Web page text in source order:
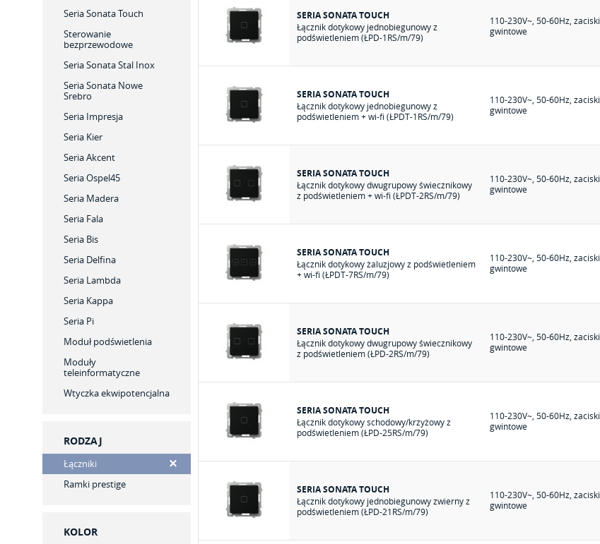
Seria Sonata Touch
Sterowanie
bezprzewodowe
Seria Sonata Stal Inox
Seria Sonata Nowe
Srebro
Seria Impresja
Seria Kier
Seria Akcent
Seria Ospel45
Seria Madera
Seria Fala
Seria Bis
Seria Delfina
Seria Lambda
Seria Kappa
Seria Pi
Moduł podświetlenia
Moduły
teleinformatyczne
Wtyczka ekwipotencjalna
RODZAJ
Łączniki
Ramki prestige
KOLOR
SERIA SONATA TOUCH
Łącznik dotykowy jednobiegunowy z
podświetleniem (ŁPD-1RS/m/79)
110-230V~, 50-60Hz, zaciski
gwintowe
SERIA SONATA TOUCH
Łącznik dotykowy jednobiegunowy z
podświetleniem + wi-fi (ŁPDT-1RS/m/79)
110-230V~, 50-60Hz, zaciski
gwintowe
SERIA SONATA TOUCH
Łącznik dotykowy dwugrupowy świecznikowy
z podświetleniem + wi-fi (ŁPDT-2RS/m/79)
110-230V~, 50-60Hz, zaciski
gwintowe
SERIA SONATA TOUCH
Łącznik dotykowy żaluzjowy z podświetleniem
+ wi-fi (ŁPDT-7RS/m/79)
110-230V~, 50-60Hz, zaciski
gwintowe
SERIA SONATA TOUCH
Łącznik dotykowy dwugrupowy świecznikowy
z podświetleniem (ŁPD-2RS/m/79)
110-230V~, 50-60Hz, zaciski
gwintowe
SERIA SONATA TOUCH
Łącznik dotykowy schodowy/krzyżowy z
podświetleniem (ŁPD-25RS/m/79)
110-230V~, 50-60Hz, zaciski
gwintowe
SERIA SONATA TOUCH
Łącznik dotykowy jednobiegunowy zwierny z
podświetleniem (ŁPD-21RS/m/79)
110-230V~, 50-60Hz, zaciski
gwintowe